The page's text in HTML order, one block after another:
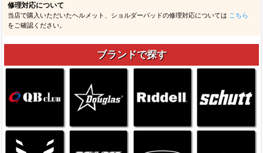
修理対応について
当店で購入いただいたヘルメット、ショルダーパッドの修理対応については こちら
をご確認ください。
ブランドで探す